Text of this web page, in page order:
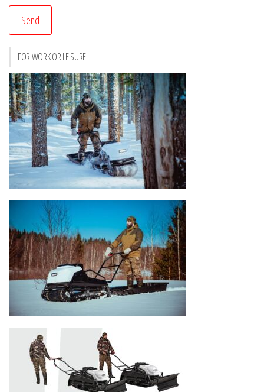
FOR WORK OR LEISURE